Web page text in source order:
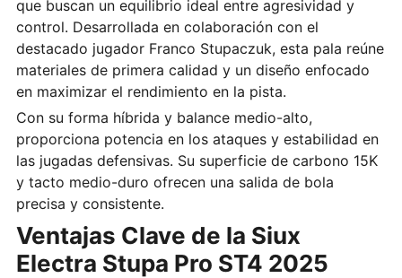
que buscan un equilibrio ideal entre agresividad y
control. Desarrollada en colaboración con el
destacado jugador Franco Stupaczuk, esta pala reúne
materiales de primera calidad y un diseño enfocado
en maximizar el rendimiento en la pista.
Con su forma híbrida y balance medio-alto,
proporciona potencia en los ataques y estabilidad en
las jugadas defensivas. Su superficie de carbono 15K
y tacto medio-duro ofrecen una salida de bola
precisa y consistente.
Ventajas Clave de la Siux
Electra Stupa Pro ST4 2025